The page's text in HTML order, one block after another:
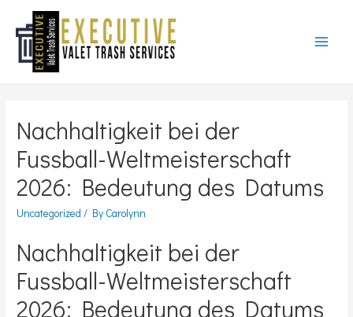
Nachhaltigkeit bei der
Fussball-Weltmeisterschaft
2026: Bedeutung des Datums
Uncategorized / By Carolynn
Nachhaltigkeit bei der
Fussball-Weltmeisterschaft
2026: Bedeutung des Datums